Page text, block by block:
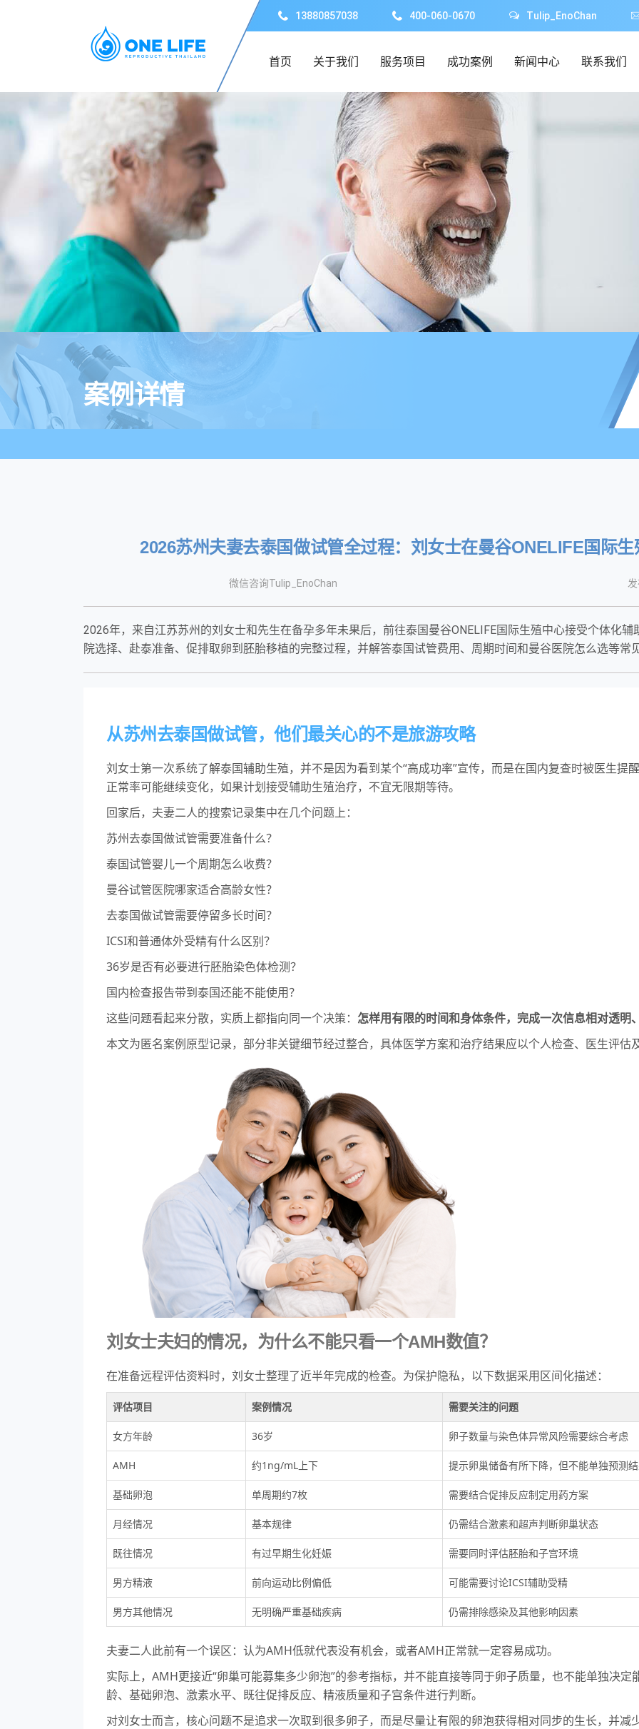
13880857038 400-060-0670 Tulip_EnoChan
首页 关于我们 服务项目 成功案例 新闻中心 联系我们
案例详情
2026苏州夫妻去泰国做试管全过程：刘女士在曼谷ONELIFE国际
微信咨询Tulip_EnoChan
2026年，来自江苏苏州的刘女士和先生在备孕多年未果后，前往泰国曼谷ONELIFE国际生殖中心接受个体化
院选择、赴泰准备、促排取卵到胚胎移植的完整过程，并解答泰国试管费用、周期时间和曼谷医院怎么选等常
从苏州去泰国做试管，他们最关心的不是旅游攻略
刘女士第一次系统了解泰国辅助生殖，并不是因为看到某个“高成功率”宣传，而是在国内复查时被医生提
正常率可能继续变化，如果计划接受辅助生殖治疗，不宜无限期等待。
回家后，夫妻二人的搜索记录集中在几个问题上：
苏州去泰国做试管需要准备什么？
泰国试管婴儿一个周期怎么收费？
曼谷试管医院哪家适合高龄女性？
去泰国做试管需要停留多长时间？
ICSI和普通体外受精有什么区别？
36岁是否有必要进行胚胎染色体检测？
国内检查报告带到泰国还能不能使用？
这些问题看起来分散，实质上都指向同一个决策： 怎样用有限的时间和身体条件，完成一次信息相对透明
本文为匿名案例原型记录，部分非关键细节经过整合，具体医学方案和治疗结果应以个人检查、医生评估
刘女士夫妇的情况，为什么不能只看一个AMH数值？
在准备远程评估资料时，刘女士整理了近半年完成的检查。为保护隐私，以下数据采用区间化描述：
评估项目 案例情况 需要关注的问题
女方年龄 36岁 卵子数量与染色体异常风险需要综合考虑
AMH 约1ng/mL上下 提示卵巢储备有所下降，但不能单独预测
基础卵泡 单周期约7枚 需要结合促排反应制定用药方案
月经情况 基本规律 仍需结合激素和超声判断卵巢状态
既往情况 有过早期生化妊娠 需要同时评估胚胎和子宫环境
男方精液 前向运动比例偏低 可能需要讨论ICSI辅助受精
男方其他情况 无明确严重基础疾病 仍需排除感染及其他影响因素
夫妻二人此前有一个误区：认为AMH低就代表没有机会，或者AMH正常就一定容易成功。
实际上，AMH更接近“卵巢可能募集多少卵泡”的参考指标，并不能直接等同于卵子质量，也不能单独决
龄、基础卵泡、激素水平、既往促排反应、精液质量和子宫条件进行判断。
对刘女士而言，核心问题不是追求一次取到很多卵子，而是尽量让有限的卵泡获得相对同步的生长，并减